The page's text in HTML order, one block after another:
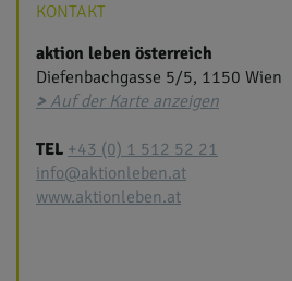
KONTAKT
aktion leben österreich
Diefenbachgasse 5/5, 1150 Wien
> Auf der Karte anzeigen
TEL +43 (0) 1 512 52 21
info@aktionleben.at
www.aktionleben.at